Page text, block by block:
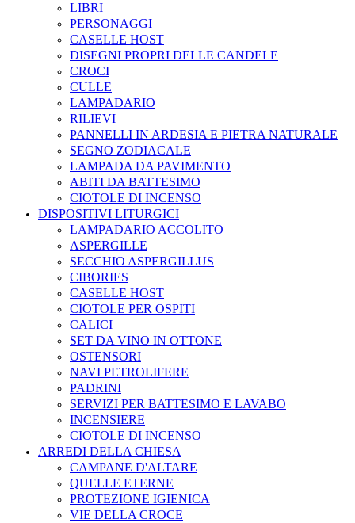
LIBRI
PERSONAGGI
CASELLE HOST
DISEGNI PROPRI DELLE CANDELE
CROCI
CULLE
LAMPADARIO
RILIEVI
PANNELLI IN ARDESIA E PIETRA NATURALE
SEGNO ZODIACALE
LAMPADA DA PAVIMENTO
ABITI DA BATTESIMO
CIOTOLE DI INCENSO
DISPOSITIVI LITURGICI
LAMPADARIO ACCOLITO
ASPERGILLE
SECCHIO ASPERGILLUS
CIBORIES
CASELLE HOST
CIOTOLE PER OSPITI
CALICI
SET DA VINO IN OTTONE
OSTENSORI
NAVI PETROLIFERE
PADRINI
SERVIZI PER BATTESIMO E LAVABO
INCENSIERE
CIOTOLE DI INCENSO
ARREDI DELLA CHIESA
CAMPANE D'ALTARE
QUELLE ETERNE
PROTEZIONE IGIENICA
VIE DELLA CROCE